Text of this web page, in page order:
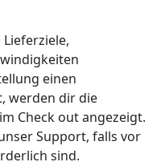
einen
werden dir die
Check out angezeigt.
Support, falls vor
sind.